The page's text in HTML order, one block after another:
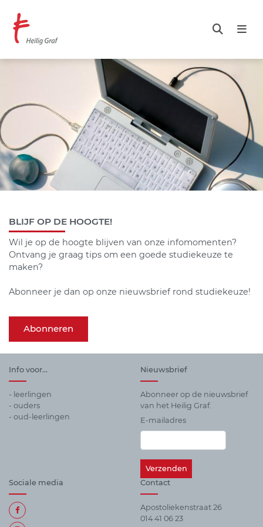
naar
BLIJF OP DE HOOGTE!
Wil je op de hoogte blijven van onze infomomenten?
Ontvang je graag tips om een goede studiekeuze te
maken?
Abonneer je dan op onze nieuwsbrief rond studiekeuze!
Abonneren
Info voor...
- leerlingen
- ouders
- oud-leerlingen
Nieuwsbrief
Abonneer op de nieuwsbrief
van het Heilig Graf.
E-mailadres
Sociale media Contact
Apostoliekenstraat 26
014 41 06 23